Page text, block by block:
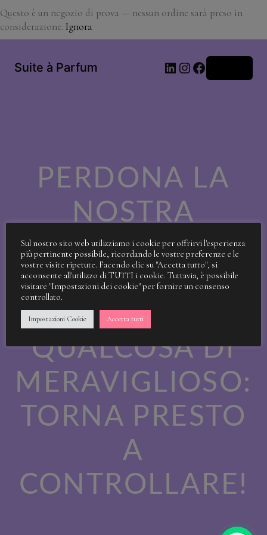
Questo è un negozio di prova — nessun ordine sarà preso in
considerazione. Ignora
Suite à Parfum LinkedIn
Instagram
Facebook
PERDONA LA
NOSTRA
SPORCIZIA!
STIAMO
LAVORANDO A
QUALCOSA DI
MERAVIGLIOSO:
TORNA PRESTO
A
CONTROLLARE!
Sul nostro sito web utilizziamo i cookie per offrirvi l'esperienza
più pertinente possibile, ricordando le vostre preferenze e le
vostre visite ripetute. Facendo clic su "Accetta tutto", si
acconsente all'utilizzo di TUTTI i cookie. Tuttavia, è possibile
visitare "Impostazioni dei cookie" per fornire un consenso
controllato.
Impostazioni Cookie Accetta tutti